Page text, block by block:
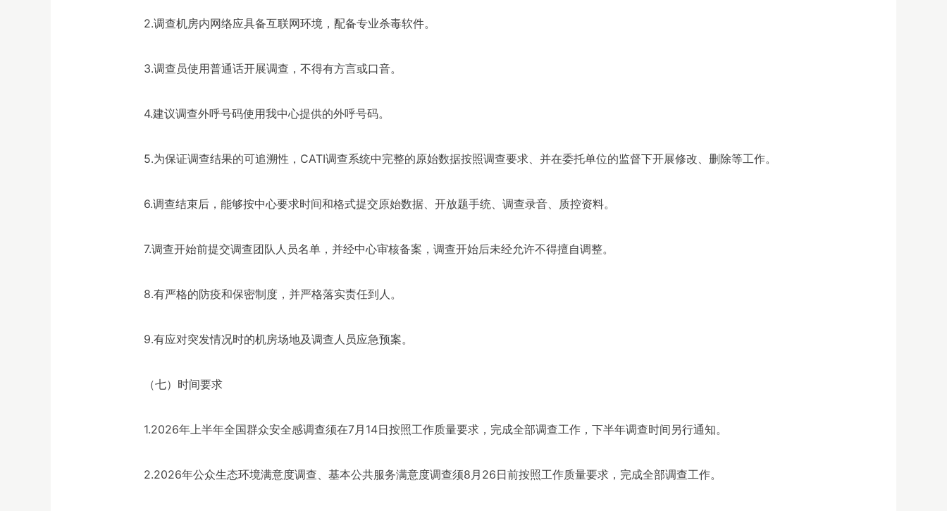
2.调查机房内网络应具备互联网环境，配备专业杀毒软件。
3.调查员使用普通话开展调查，不得有方言或口音。
4.建议调查外呼号码使用我中心提供的外呼号码。
5.为保证调查结果的可追溯性，CATI调查系统中完整的原始数据按照调查要求、并在委托单位的监督下开展修改、删除等工作。
6.调查结束后，能够按中心要求时间和格式提交原始数据、开放题手统、调查录音、质控资料。
7.调查开始前提交调查团队人员名单，并经中心审核备案，调查开始后未经允许不得擅自调整。
8.有严格的防疫和保密制度，并严格落实责任到人。
9.有应对突发情况时的机房场地及调查人员应急预案。
（七）时间要求
1.2026年上半年全国群众安全感调查须在7月14日按照工作质量要求，完成全部调查工作，下半年调查时间另行通知。
2.2026年公众生态环境满意度调查、基本公共服务满意度调查须8月26日前按照工作质量要求，完成全部调查工作。